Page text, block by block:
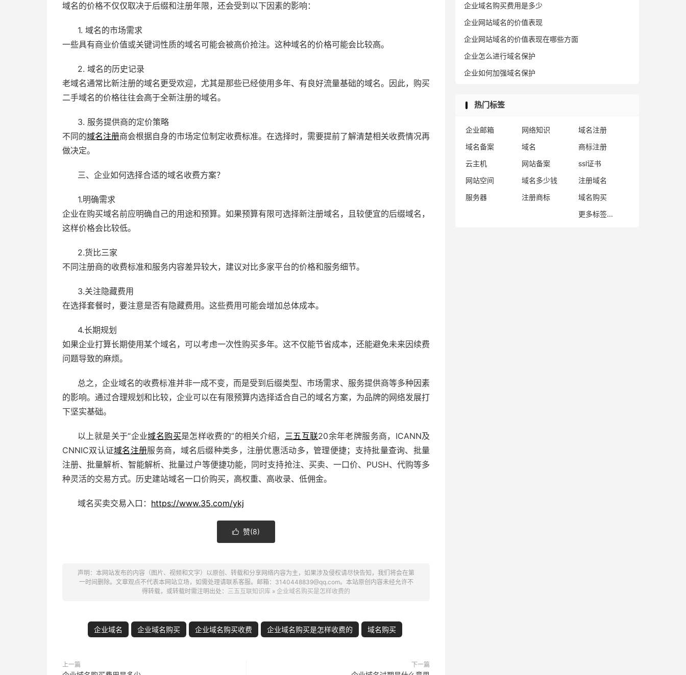
域名的价格不仅仅取决于后缀和注册年限，还会受到以下因素的影响：
1. 域名的市场需求
一些具有商业价值或关键词性质的域名可能会被高价抢注。这种域名的价格可能会比较高。
2. 域名的历史记录
老域名通常比新注册的域名更受欢迎，尤其是那些已经使用多年、有良好流量基础的域名。因此，购买
二手域名的价格往往会高于全新注册的域名。
3. 服务提供商的定价策略
不同的域名注册商会根据自身的市场定位制定收费标准。在选择时，需要提前了解清楚相关收费情况再
做决定。
三、企业如何选择合适的域名收费方案？
1.明确需求
企业在购买域名前应明确自己的用途和预算。如果预算有限可选择新注册域名，且较便宜的后缀域名，
这样价格会比较低。
2.货比三家
不同注册商的收费标准和服务内容差异较大，建议对比多家平台的价格和服务细节。
3.关注隐藏费用
在选择套餐时，要注意是否有隐藏费用。这些费用可能会增加总体成本。
4.长期规划
如果企业打算长期使用某个域名，可以考虑一次性购买多年。这不仅能节省成本，还能避免未来因续费
问题导致的麻烦。
总之，企业域名的收费标准并非一成不变，而是受到后缀类型、市场需求、服务提供商等多种因素
的影响。通过合理规划和比较，企业可以在有限预算内选择适合自己的域名方案，为品牌的网络发展打
下坚实基础。
以上就是关于“企业域名购买是怎样收费的”的相关介绍， 三五互联20余年老牌服务商，ICANN及
CNNIC双认证域名注册服务商，域名后缀种类多，注册优惠活动多，管理便捷；支持批量查询、批量
注册、批量解析、智能解析、批量过户等便捷功能，同时支持抢注、买卖、一口价、PUSH、代购等多
种灵活的交易方式。历史建站域名一口价购买，高权重、高收录、低佣金。
域名买卖交易入口： https://www.35.com/ykj
 赞(8)
声明：本网站发布的内容（图片、视频和文字）以原创、转载和分享网络内容为主，如果涉及侵权请尽快告知，我们将会在第
一时间删除。文章观点不代表本网站立场，如需处理请联系客服。邮箱：3140448839@qq.com。本站原创内容未经允许不
得转载，或转载时需注明出处： 三五互联知识库 » 企业域名购买是怎样收费的
企业域名 企业域名购买 企业域名购买收费 企业域名购买是怎样收费的 域名购买
上一篇 下一篇
企业域名购买费用是多少
企业网站域名的价值表现
企业网站域名的价值表现在哪些方面
企业怎么进行域名保护
企业如何加强域名保护
热门标签
企业邮箱 网络知识
域名注册
域名备案
域名
商标注册
云主机
网站备案
ssl证书
网站空间
域名多少钱
注册域名
服务器
注册商标
域名购买
更多标签...